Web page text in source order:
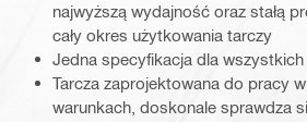
najwyższą wydajność oraz stałą
cały okres użytkowania tarczy
Jedna specyfikacja dla
Tarcza zaprojektowana do pracy
warunkach, doskonale sprawdza